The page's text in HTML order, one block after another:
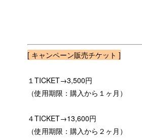
[ キャンペーン販売チケット ]
１TICKET→3,500円
（使用期限：購入から１ヶ月）
４TICKET→13,600円
（使用期限：購入から２ヶ月）